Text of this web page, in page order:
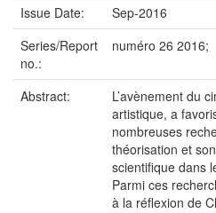
Issue Date:
Sep-2016
Series/Report
no.:
numéro 26 2016;
Abstract:
L’avènement du
artistique, a
nombreuses
théorisation et
scientifique dans
Parmi ces
à la réflexion de